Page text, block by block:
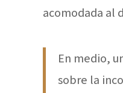
acomodada al
En medio,
sobre la